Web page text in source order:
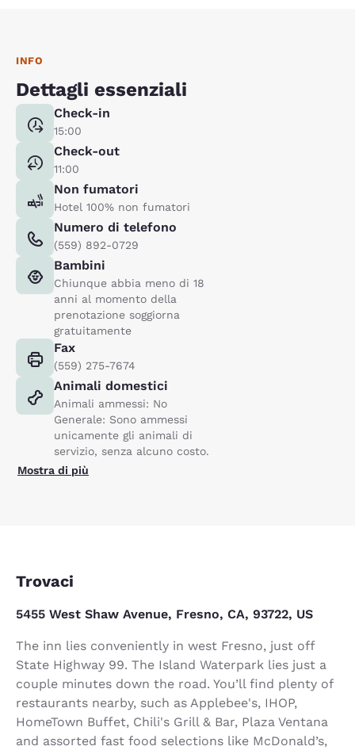
INFO
Dettagli essenziali
Check-in
15:00
Check-out
11:00
Non fumatori
Hotel 100% non fumatori
Numero di telefono
(559) 892-0729
Bambini
Chiunque abbia meno di 18
anni al momento della
prenotazione soggiorna
gratuitamente
Fax
(559) 275-7674
Animali domestici
Animali ammessi: No
Generale: Sono ammessi
unicamente gli animali di
servizio, senza alcuno costo.
Mostra di più
Trovaci
5455 West Shaw Avenue, Fresno, CA, 93722, US
The inn lies conveniently in west Fresno, just off
State Highway 99. The Island Waterpark lies just a
couple minutes down the road. You’ll find plenty of
restaurants nearby, such as Applebee's, IHOP,
HomeTown Buffet, Chili's Grill & Bar, Plaza Ventana
and assorted fast food selections like McDonald’s,